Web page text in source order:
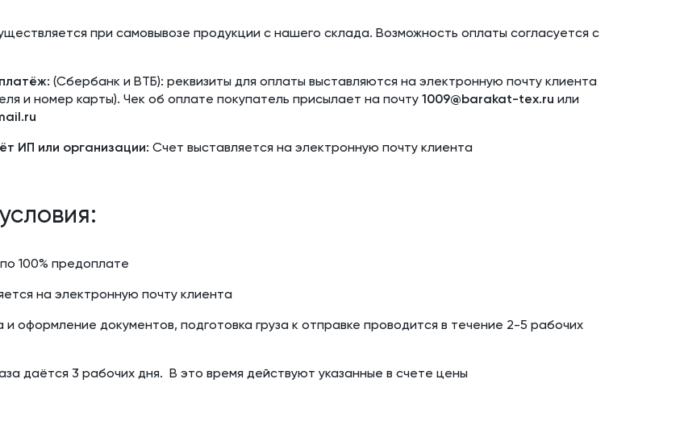
при самовывозе продукции с нашего склада. Возможность оплаты согласуется с
(Сбербанк и ВТБ): реквизиты для оплаты выставляются на электронную почту клиента
и номер карты). Чек об оплате покупатель присылает на почту 1009@barakat-tex.ru или
ИП или организации: Счет выставляется на электронную почту клиента
100% предоплате
на электронную почту клиента
и оформление документов, подготовка груза к отправке проводится в течение 2-5 рабочих
даётся 3 рабочих дня. В это время действуют указанные в счете цены